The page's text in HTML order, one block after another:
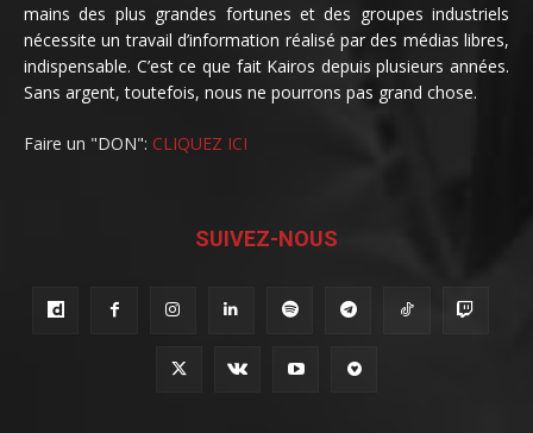
mains des plus grandes fortunes et des groupes industriels
nécessite un travail d’information réalisé par des médias libres,
indispensable. C’est ce que fait Kairos depuis plusieurs années.
Sans argent, toutefois, nous ne pourrons pas grand chose.
Faire un "DON": CLIQUEZ ICI
SUIVEZ-NOUS